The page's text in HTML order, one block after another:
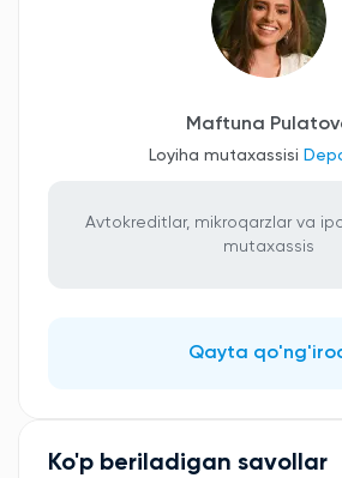
Maftuna
Loyiha mutaxassisi
Avtokreditlar, mikroqarzlar va
mutaxassis
Qayta
Ko'p beriladigan savollar